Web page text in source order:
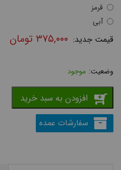
قرمز
آبی
۳۷۵,۰۰۰ تومان
موجود
افزودن به سبد خرید
سفارشات عمده